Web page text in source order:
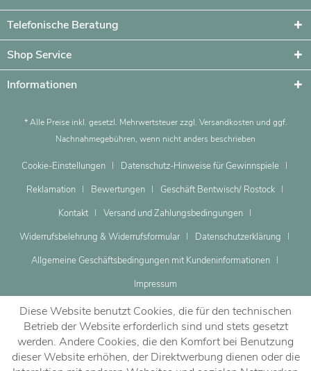
Dein Beratungstermin
Telefonische Beratung
Shop Service
Informationen
* Alle Preise inkl. gesetzl. Mehrwertsteuer zzgl. Versandkosten und ggf.
Nachnahmegebühren, wenn nicht anders beschrieben
Cookie-Einstellungen
Datenschutz-Hinweise für Gewinnspiele
Reklamation
Bewertungen
Geschäft Bentwisch/ Rostock
Kontakt
Versand und Zahlungsbedingungen
Widerrufsbelehrung & Widerrufsformular
Datenschutzerklärung
Allgemeine Geschäftsbedingungen mit Kundeninformationen
Impressum
Diese Website benutzt Cookies, die für den technischen
Betrieb der Website erforderlich sind und stets gesetzt
werden. Andere Cookies, die den Komfort bei Benutzung
dieser Website erhöhen, der Direktwerbung dienen oder die